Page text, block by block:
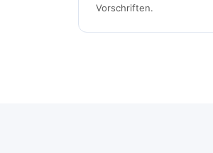
Vorschriften.